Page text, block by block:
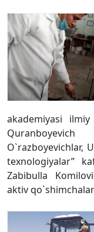
akademiyasi
O`razboyevichlar,
texnologiyalar”
Zabibulla
aktiv